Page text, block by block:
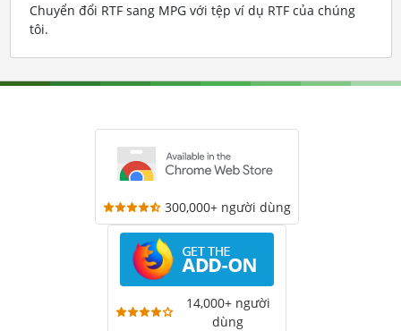
Chuyển đổi RTF sang MPG với tệp ví dụ RTF của chúng
tôi.
300,000+ người dùng
14,000+ người
dùng